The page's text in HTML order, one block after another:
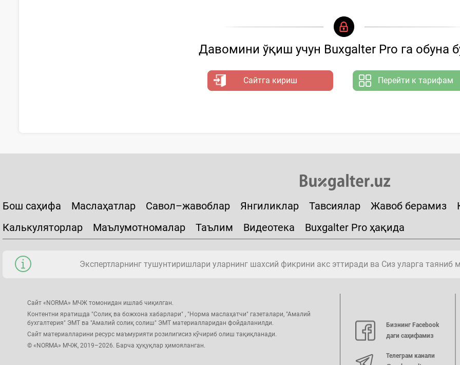
Давомини ўқиш учун Buxgalter Pro га обуна
Сайтга кириш Перейти к тарифам
Бош саҳифа Маслаҳатлар Савол–жавоблар Янгиликлар Тавсиялар Жавоб берамиз
Калькуляторлар
Маълумотномалар Таълим Видеотека Buxgalter Pro ҳақида
Экспертларнинг тушунтиришлари уларнинг шахсий фикрини акс эттиради ва Сиз уларга
Сайт «NORMA» МЧЖ томонидан ишлаб чиқилган.
Контентни яратишда "Солиқ ва божхона хабарлари" , "Норма маслаҳатчи" газеталари, "Амалий
бухгалтерия" ЭМТ ва "Амалий солиқ солиш" ЭМТ материалларидан фойдаланилди.
Сайт материалларини ресурс маъмурияти розилигисиз кўчириб олиш тақиқланади.
© «NORMA» МЧЖ, 2019–2026. Барча ҳуқуқлар ҳимояланган.
Бизнинг Facebook
даги саҳифамиз
Телеграм канали